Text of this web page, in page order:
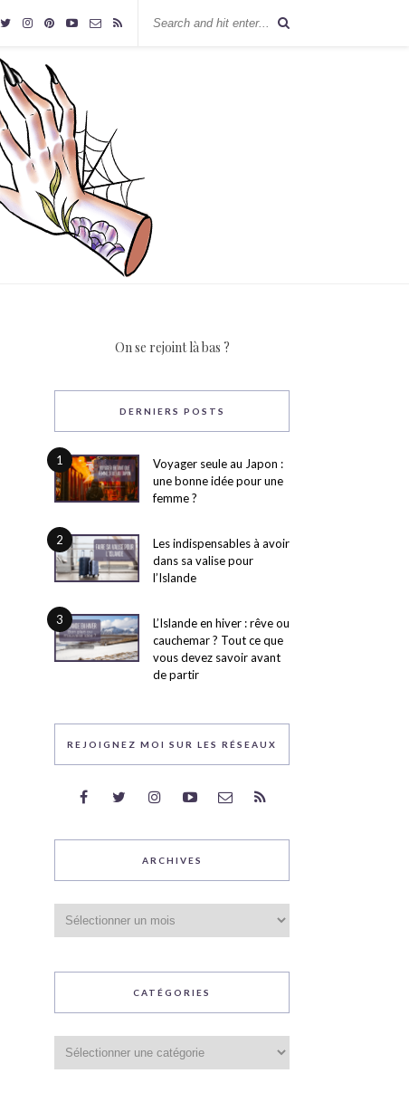
On se rejoint là bas ?
DERNIERS POSTS
1
Voyager seule au Japon :
une bonne idée pour une
femme ?
2
Les indispensables à avoir
dans sa valise pour
l’Islande
3
L’Islande en hiver : rêve ou
cauchemar ? Tout ce que
vous devez savoir avant
de partir
REJOIGNEZ MOI SUR LES RÉSEAUX
ARCHIVES
CATÉGORIES